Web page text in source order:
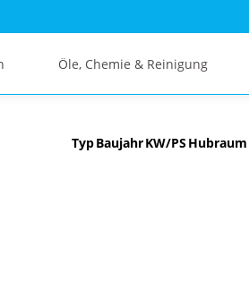
Öle, Chemie & Reinigung
TypBaujahrKW/PS Hubraum